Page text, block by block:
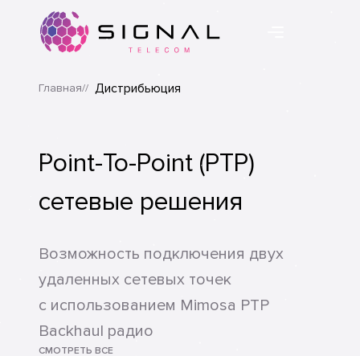
Главная Дистрибьюция
Point-To-Point (PTP)
сетевые решения
Возможность подключения двух
удаленных сетевых точек
с использованием Mimosa PTP
Backhaul радио
СМОТРЕТЬ ВСЕ
Казахстанский оператор связи